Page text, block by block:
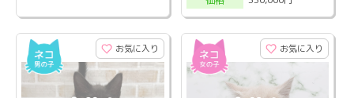
お気に入り お気に入り